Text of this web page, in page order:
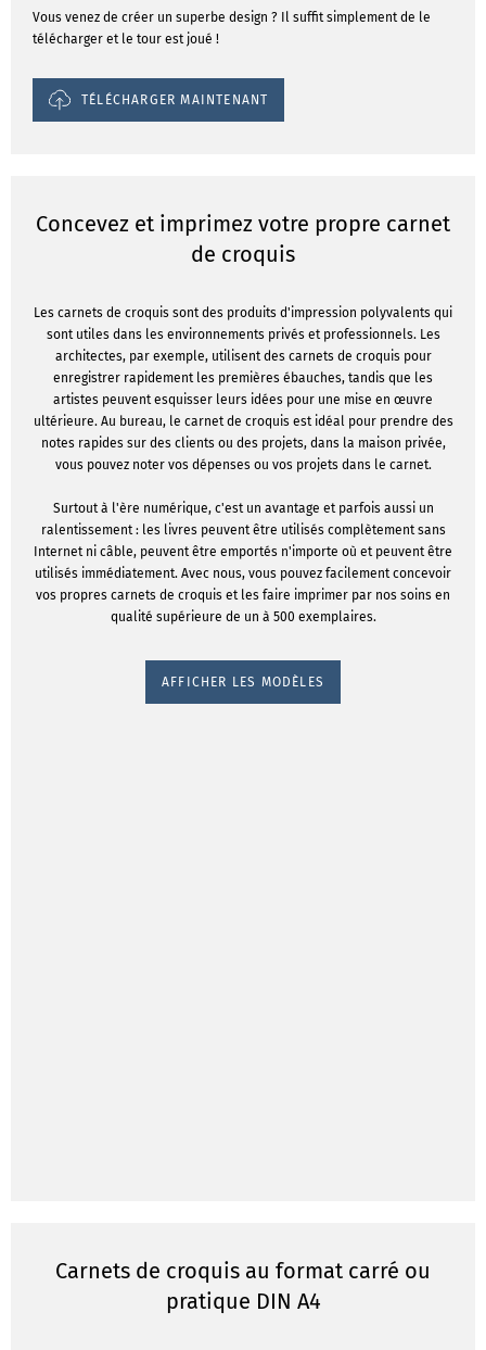
Vous venez de créer un superbe design ? Il suffit simplement de le
télécharger et le tour est joué !
TÉLÉCHARGER MAINTENANT
Concevez et imprimez votre propre carnet
de croquis
Les carnets de croquis sont des produits d'impression polyvalents qui
sont utiles dans les environnements privés et professionnels. Les
architectes, par exemple, utilisent des carnets de croquis pour
enregistrer rapidement les premières ébauches, tandis que les
artistes peuvent esquisser leurs idées pour une mise en œuvre
ultérieure. Au bureau, le carnet de croquis est idéal pour prendre des
notes rapides sur des clients ou des projets, dans la maison privée,
vous pouvez noter vos dépenses ou vos projets dans le carnet.
Surtout à l'ère numérique, c'est un avantage et parfois aussi un
ralentissement : les livres peuvent être utilisés complètement sans
Internet ni câble, peuvent être emportés n'importe où et peuvent être
utilisés immédiatement. Avec nous, vous pouvez facilement concevoir
vos propres carnets de croquis et les faire imprimer par nos soins en
qualité supérieure de un à 500 exemplaires.
AFFICHER LES MODÈLES
Carnets de croquis au format carré ou
pratique DIN A4